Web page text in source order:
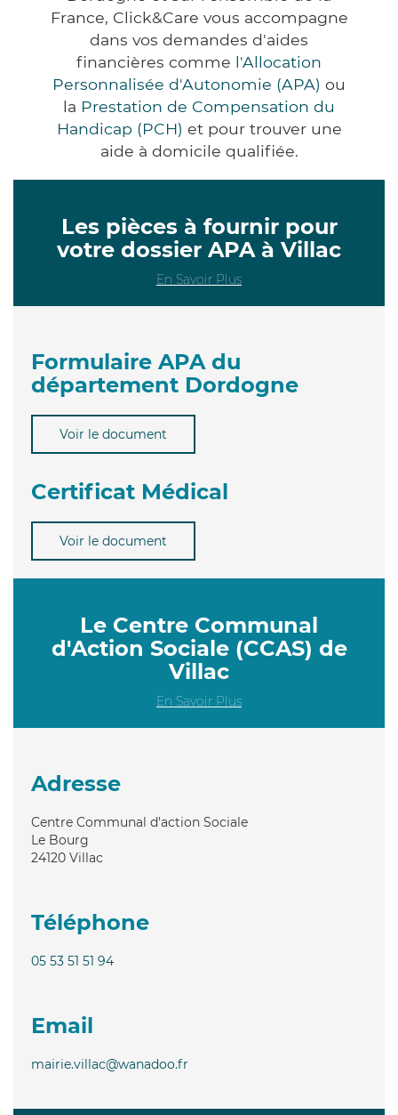
France, Click&Care vous accompagne
dans vos demandes d'aides
financières comme l'Allocation
Personnalisée d'Autonomie (APA) ou
la Prestation de Compensation du
Handicap (PCH) et pour trouver une
aide à domicile qualifiée.
Les pièces à fournir pour
votre dossier APA à Villac
En Savoir Plus
Formulaire APA du
département Dordogne
Voir le document
Certificat Médical
Voir le document
Le Centre Communal
d'Action Sociale (CCAS) de
Villac
En Savoir Plus
Adresse
Centre Communal d'action Sociale
Le Bourg
24120 Villac
Téléphone
05 53 51 51 94
Email
mairie.villac@wanadoo.fr